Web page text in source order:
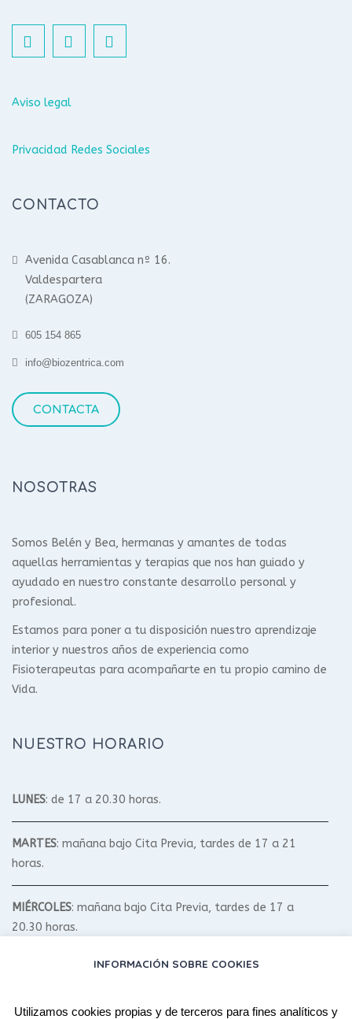
Aviso legal
Privacidad Redes Sociales
CONTACTO
Avenida Casablanca nº 16.
Valdespartera
(ZARAGOZA)
605 154 865
info@biozentrica.com
CONTACTA
NOSOTRAS
Somos Belén y Bea, hermanas y amantes de todas
aquellas herramientas y terapias que nos han guiado y
ayudado en nuestro constante desarrollo personal y
profesional.
Estamos para poner a tu disposición nuestro aprendizaje
interior y nuestros años de experiencia como
Fisioterapeutas para acompañarte en tu propio camino de
Vida.
NUESTRO HORARIO
LUNES: de 17 a 20.30 horas.
MARTES: mañana bajo Cita Previa, tardes de 17 a 21
horas.
MIÉRCOLES: mañana bajo Cita Previa, tardes de 17 a
20.30 horas.
: mañana bajo Cita Previa, tardes de 17 a 20.30
INFORMACIÓN SOBRE COOKIES
Utilizamos cookies propias y de terceros para fines analíticos y